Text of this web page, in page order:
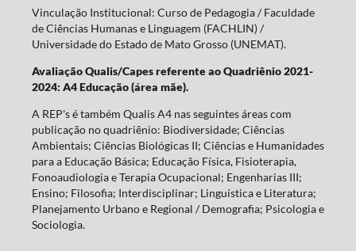
Vinculação Institucional: Curso de Pedagogia / Faculdade
de Ciências Humanas e Linguagem (FACHLIN) /
Universidade do Estado de Mato Grosso (UNEMAT).
Avaliação Qualis/Capes referente ao Quadriênio 2021-
2024: A4 Educação (área mãe).
A REP's é também Qualis A4 nas seguintes áreas com
publicação no quadriênio: Biodiversidade; Ciências
Ambientais; Ciências Biológicas II; Ciências e Humanidades
para a Educação Básica; Educação Física, Fisioterapia,
Fonoaudiologia e Terapia Ocupacional; Engenharias III;
Ensino; Filosofia; Interdisciplinar; Linguística e Literatura;
Planejamento Urbano e Regional / Demografia; Psicologia e
Sociologia.